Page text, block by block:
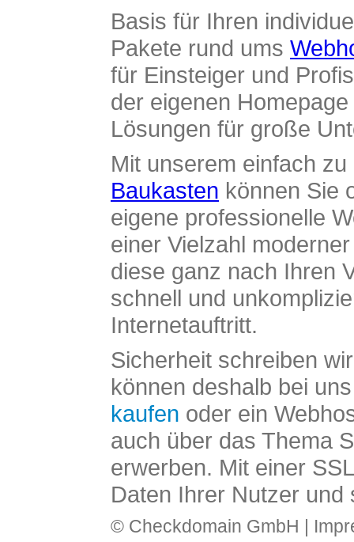
Basis für Ihren
Pakete rund ums
für Einsteiger und
der eigenen
Lösungen für große
Mit unserem einfach
Baukasten können Sie
eigene professionelle
einer Vielzahl
diese ganz nach Ihren
schnell und
Internetauftritt.
Sicherheit schreiben
können deshalb bei
kaufen oder ein
auch über das Thema
erwerben. Mit einer
Daten Ihrer Nutzer und
© Checkdomain GmbH |